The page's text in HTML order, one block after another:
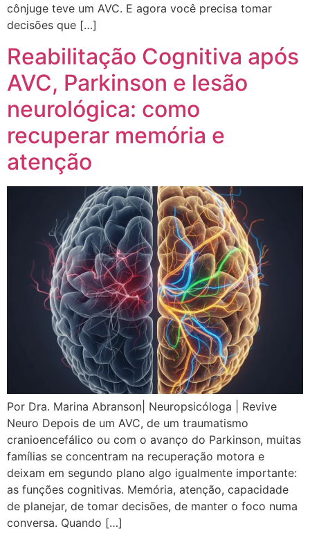
cônjuge teve um AVC. E agora você precisa tomar
decisões que […]
Reabilitação Cognitiva após
AVC, Parkinson e lesão
neurológica: como
recuperar memória e
atenção
Por Dra. Marina Abranson| Neuropsicóloga | Revive
Neuro Depois de um AVC, de um traumatismo
cranioencefálico ou com o avanço do Parkinson, muitas
famílias se concentram na recuperação motora e
deixam em segundo plano algo igualmente importante:
as funções cognitivas. Memória, atenção, capacidade
de planejar, de tomar decisões, de manter o foco numa
conversa. Quando […]